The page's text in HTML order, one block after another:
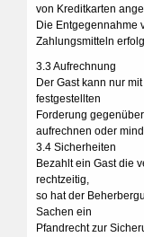
von Kreditkarten
Die Entgegennahme
Zahlungsmitteln
3.3 Aufrechnung
Der Gast kann nur
festgestellten
Forderung
aufrechnen oder
3.4 Sicherheiten
Bezahlt ein Gast die
rechtzeitig,
so hat der
Sachen ein
Pfandrecht zur